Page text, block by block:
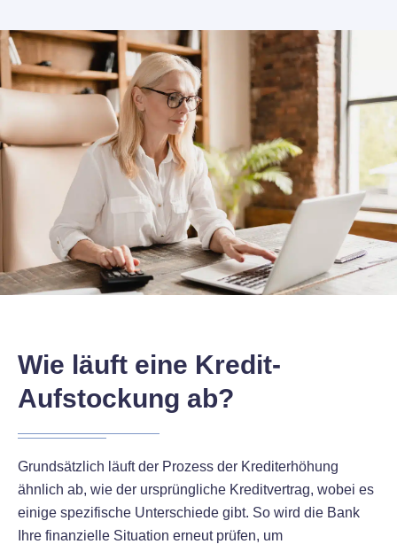
Wie läuft eine Kredit-
Aufstockung ab?
Grundsätzlich läuft der Prozess der Krediterhöhung
ähnlich ab, wie der ursprüngliche Kreditvertrag, wobei es
einige spezifische Unterschiede gibt. So wird die Bank
Ihre finanzielle Situation erneut prüfen, um